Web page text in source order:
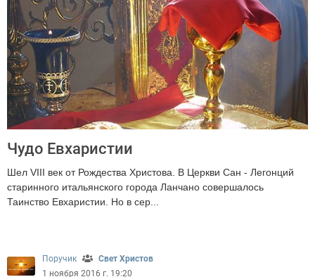
Чудо Евхаристии
Шел VIII век от Рождества Христова. В Церкви Сан - Легонций
старинного итальянского города Ланчано совершалось
Таинство Евхаристии. Но в сер...
Поручик
Свет Христов
1 ноября 2016 г. 19:20